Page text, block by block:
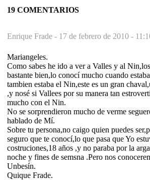
19 COMENTARIOS
Enrique Frade - 17 de febrero de 2010 -
Mariangeles.
Como sabes he ido a ver a Valles y al
bastante bien,lo conocí mucho cuando
tambien estaba el Nin,este es un gran
,y nosé si Vallees por su manera tan
mucho con el Nin.
No se sorprendieron mucho de verme
hablado de Mí.
Sobre tu persona,no caigo quien puedes
seguro que te conocí,lo que pasa que Yo
costruciones,18 años ,y no paraba por la
noche y fines de semsna .Pero nos
Unbesín.
Quique Frade.